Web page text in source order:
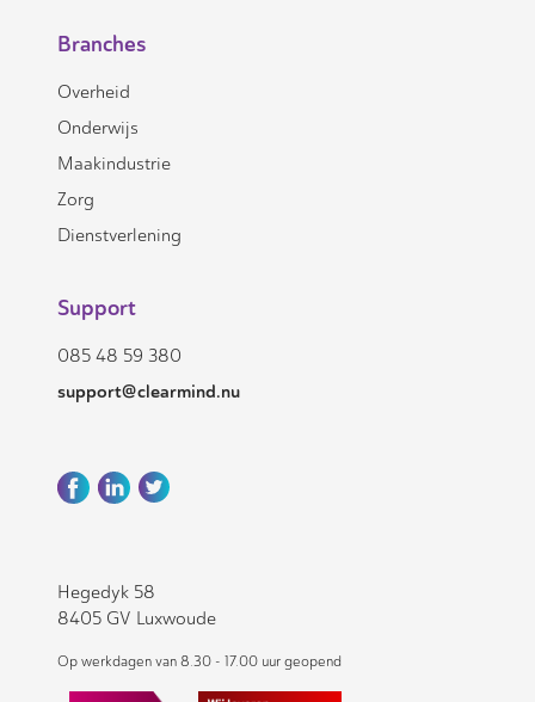
Branches
Overheid
Onderwijs
Maakindustrie
Zorg
Dienstverlening
Support
085 48 59 380
support@clearmind.nu
Hegedyk 58
8405 GV Luxwoude
Op werkdagen van 8.30 - 17.00 uur geopend